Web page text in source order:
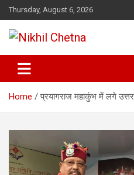
Skip
to
content
Thursday, August 6, 2026
Nikhil Chetna
Home प्रयागराज महाकुंभ में लगे